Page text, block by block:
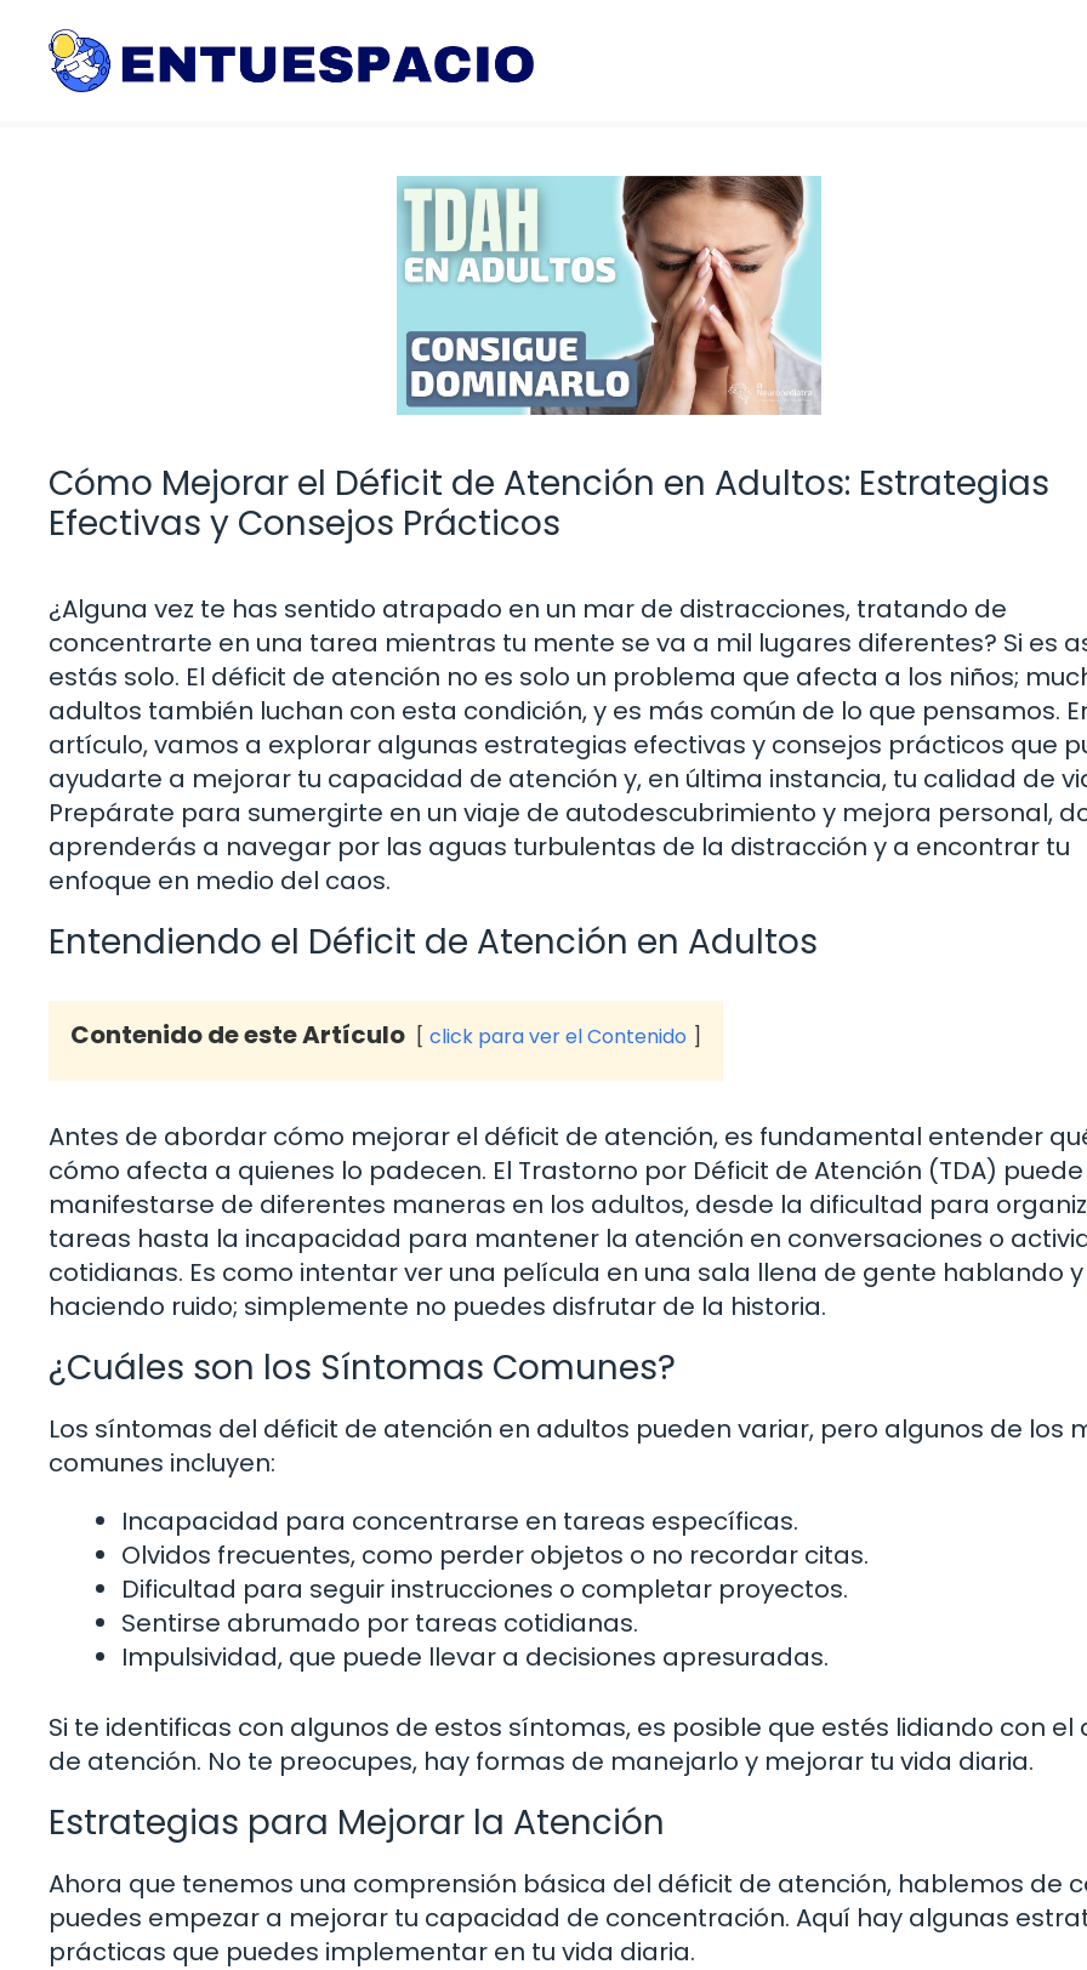
contenido
Cómo Mejorar el Déficit de Atención en Adultos: Estrategias
Efectivas y Consejos Prácticos
¿Alguna vez te has sentido atrapado en un mar de distracciones, tratando de
concentrarte en una tarea mientras tu mente se va a mil lugares diferentes? Si es
estás solo. El déficit de atención no es solo un problema que afecta a los niños;
adultos también luchan con esta condición, y es más común de lo que pensamos.
artículo, vamos a explorar algunas estrategias efectivas y consejos prácticos que
ayudarte a mejorar tu capacidad de atención y, en última instancia, tu calidad de
Prepárate para sumergirte en un viaje de autodescubrimiento y mejora personal,
aprenderás a navegar por las aguas turbulentas de la distracción y a encontrar tu
enfoque en medio del caos.
Entendiendo el Déficit de Atención en Adultos
Contenido de este Artículo click para ver el Contenido
Antes de abordar cómo mejorar el déficit de atención, es fundamental entender
cómo afecta a quienes lo padecen. El Trastorno por Déficit de Atención (TDA) puede
manifestarse de diferentes maneras en los adultos, desde la dificultad para
tareas hasta la incapacidad para mantener la atención en conversaciones o
cotidianas. Es como intentar ver una película en una sala llena de gente hablando y
haciendo ruido; simplemente no puedes disfrutar de la historia.
¿Cuáles son los Síntomas Comunes?
Los síntomas del déficit de atención en adultos pueden variar, pero algunos de los
comunes incluyen:
Incapacidad para concentrarse en tareas específicas.
Olvidos frecuentes, como perder objetos o no recordar citas.
Dificultad para seguir instrucciones o completar proyectos.
Sentirse abrumado por tareas cotidianas.
Impulsividad, que puede llevar a decisiones apresuradas.
Si te identificas con algunos de estos síntomas, es posible que estés lidiando con el
de atención. No te preocupes, hay formas de manejarlo y mejorar tu vida diaria.
Estrategias para Mejorar la Atención
Ahora que tenemos una comprensión básica del déficit de atención, hablemos de
puedes empezar a mejorar tu capacidad de concentración. Aquí hay algunas
prácticas que puedes implementar en tu vida diaria.